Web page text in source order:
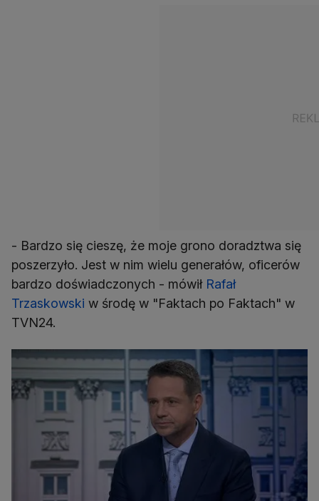
- Bardzo się cieszę, że moje grono doradztwa się
poszerzyło. Jest w nim wielu generałów, oficerów
bardzo doświadczonych - mówił Rafał
Trzaskowski w środę w "Faktach po Faktach" w
TVN24.